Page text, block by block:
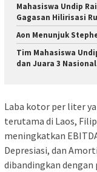
Mahasiswa Undip
Gagasan Hilirisasi
Aon Menunjuk
Tim Mahasiswa
dan Juara 3 Nasional
Laba kotor per liter
terutama di Laos,
meningkatkan
Depresiasi, dan
dibandingkan dengan